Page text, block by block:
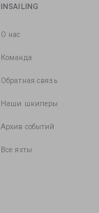
INSAILING
О нас
Команда
Обратная связь
Наши шкиперы
Архив событий
Все яхты